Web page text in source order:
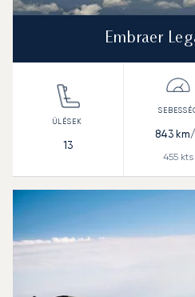
Embraer
13
843
455 kts